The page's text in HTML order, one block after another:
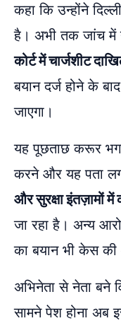
कहा कि उन्होंने
है। अभी तक जांच में
कोर्ट में चार्जशीट
बयान दर्ज होने के
जाएगा।
यह पूछताछ करूर
करने और यह पता
और सुरक्षा इंतज़ामों
जा रहा है। अन्य
का बयान भी केस
अभिनेता से नेता बने
सामने पेश होना अब